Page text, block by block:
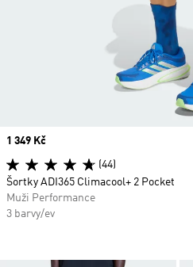
Price
1 349 Kč
(44)
Šortky ADI365 Climacool+ 2 Pocket
Muži Performance
3 barvy/ev